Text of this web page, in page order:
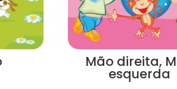
Mão direita,
esquerda